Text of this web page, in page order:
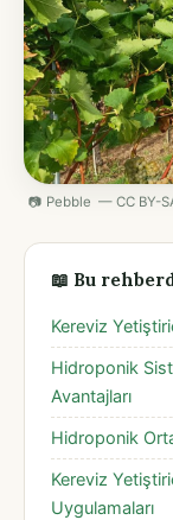
📷 Pebble — CC BY-
📖 Bu
Kereviz
Hidroponik
Avantajları
Hidroponik
Kereviz
Uygulamaları